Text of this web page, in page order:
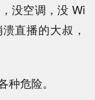
没空调，没 Wi
直播的大叔，
危险。